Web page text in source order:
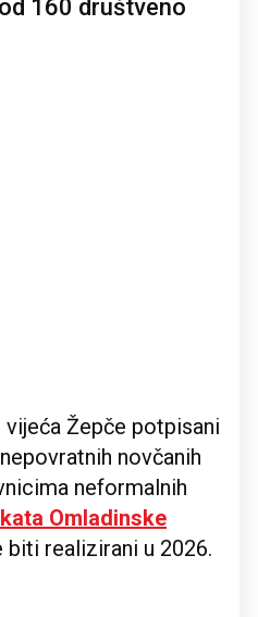
160 društveno
vijeća Žepče potpisani
novčanih
neformalnih
Omladinske
biti realizirani u 2026.